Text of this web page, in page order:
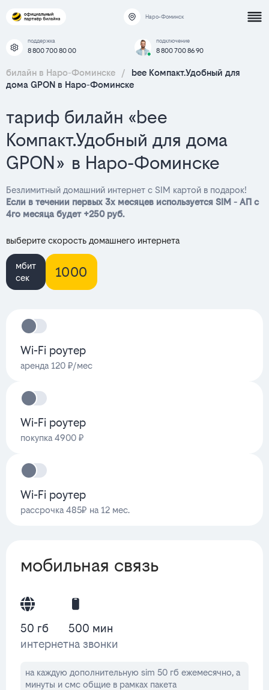
Наро-Фоминск
поддержка
8 800 700 80 00
подключение
8 800 700 86 90
билайн в Наро-Фоминске /
bee Компакт.Удобный для
дома GPON в Наро-Фоминске
тариф билайн «bee
Компакт.Удобный для дома
GPON» в Наро-Фоминске
Безлимитный домашний интернет с SIM картой в подарок!
Если в течении первых 3х месяцев используется SIM - АП с
4го месяца будет +250 руб.
выберите скорость домашнего интернета
мбит
сек
1000
Wi-Fi роутер
аренда 120 ₽/мес
Wi-Fi роутер
покупка 4900 ₽
Wi-Fi роутер
рассрочка 485₽ на 12 мес.
мобильная связь
50 гб
интернет
500 мин
на звонки
на каждую дополнительную sim 50 гб ежемесячно, а
минуты и смс общие в рамках пакета